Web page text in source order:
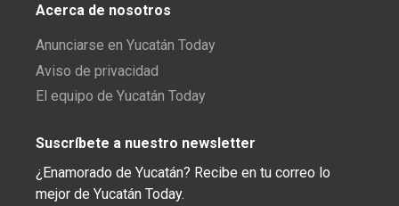
Acerca de nosotros
Anunciarse en Yucatán Today
Aviso de privacidad
El equipo de Yucatán Today
Suscríbete a nuestro newsletter
¿Enamorado de Yucatán? Recibe en tu correo lo
mejor de Yucatán Today.